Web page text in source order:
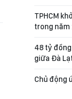
TPHCM
trong năm
48 tỷ
giữa Đà
Chủ động